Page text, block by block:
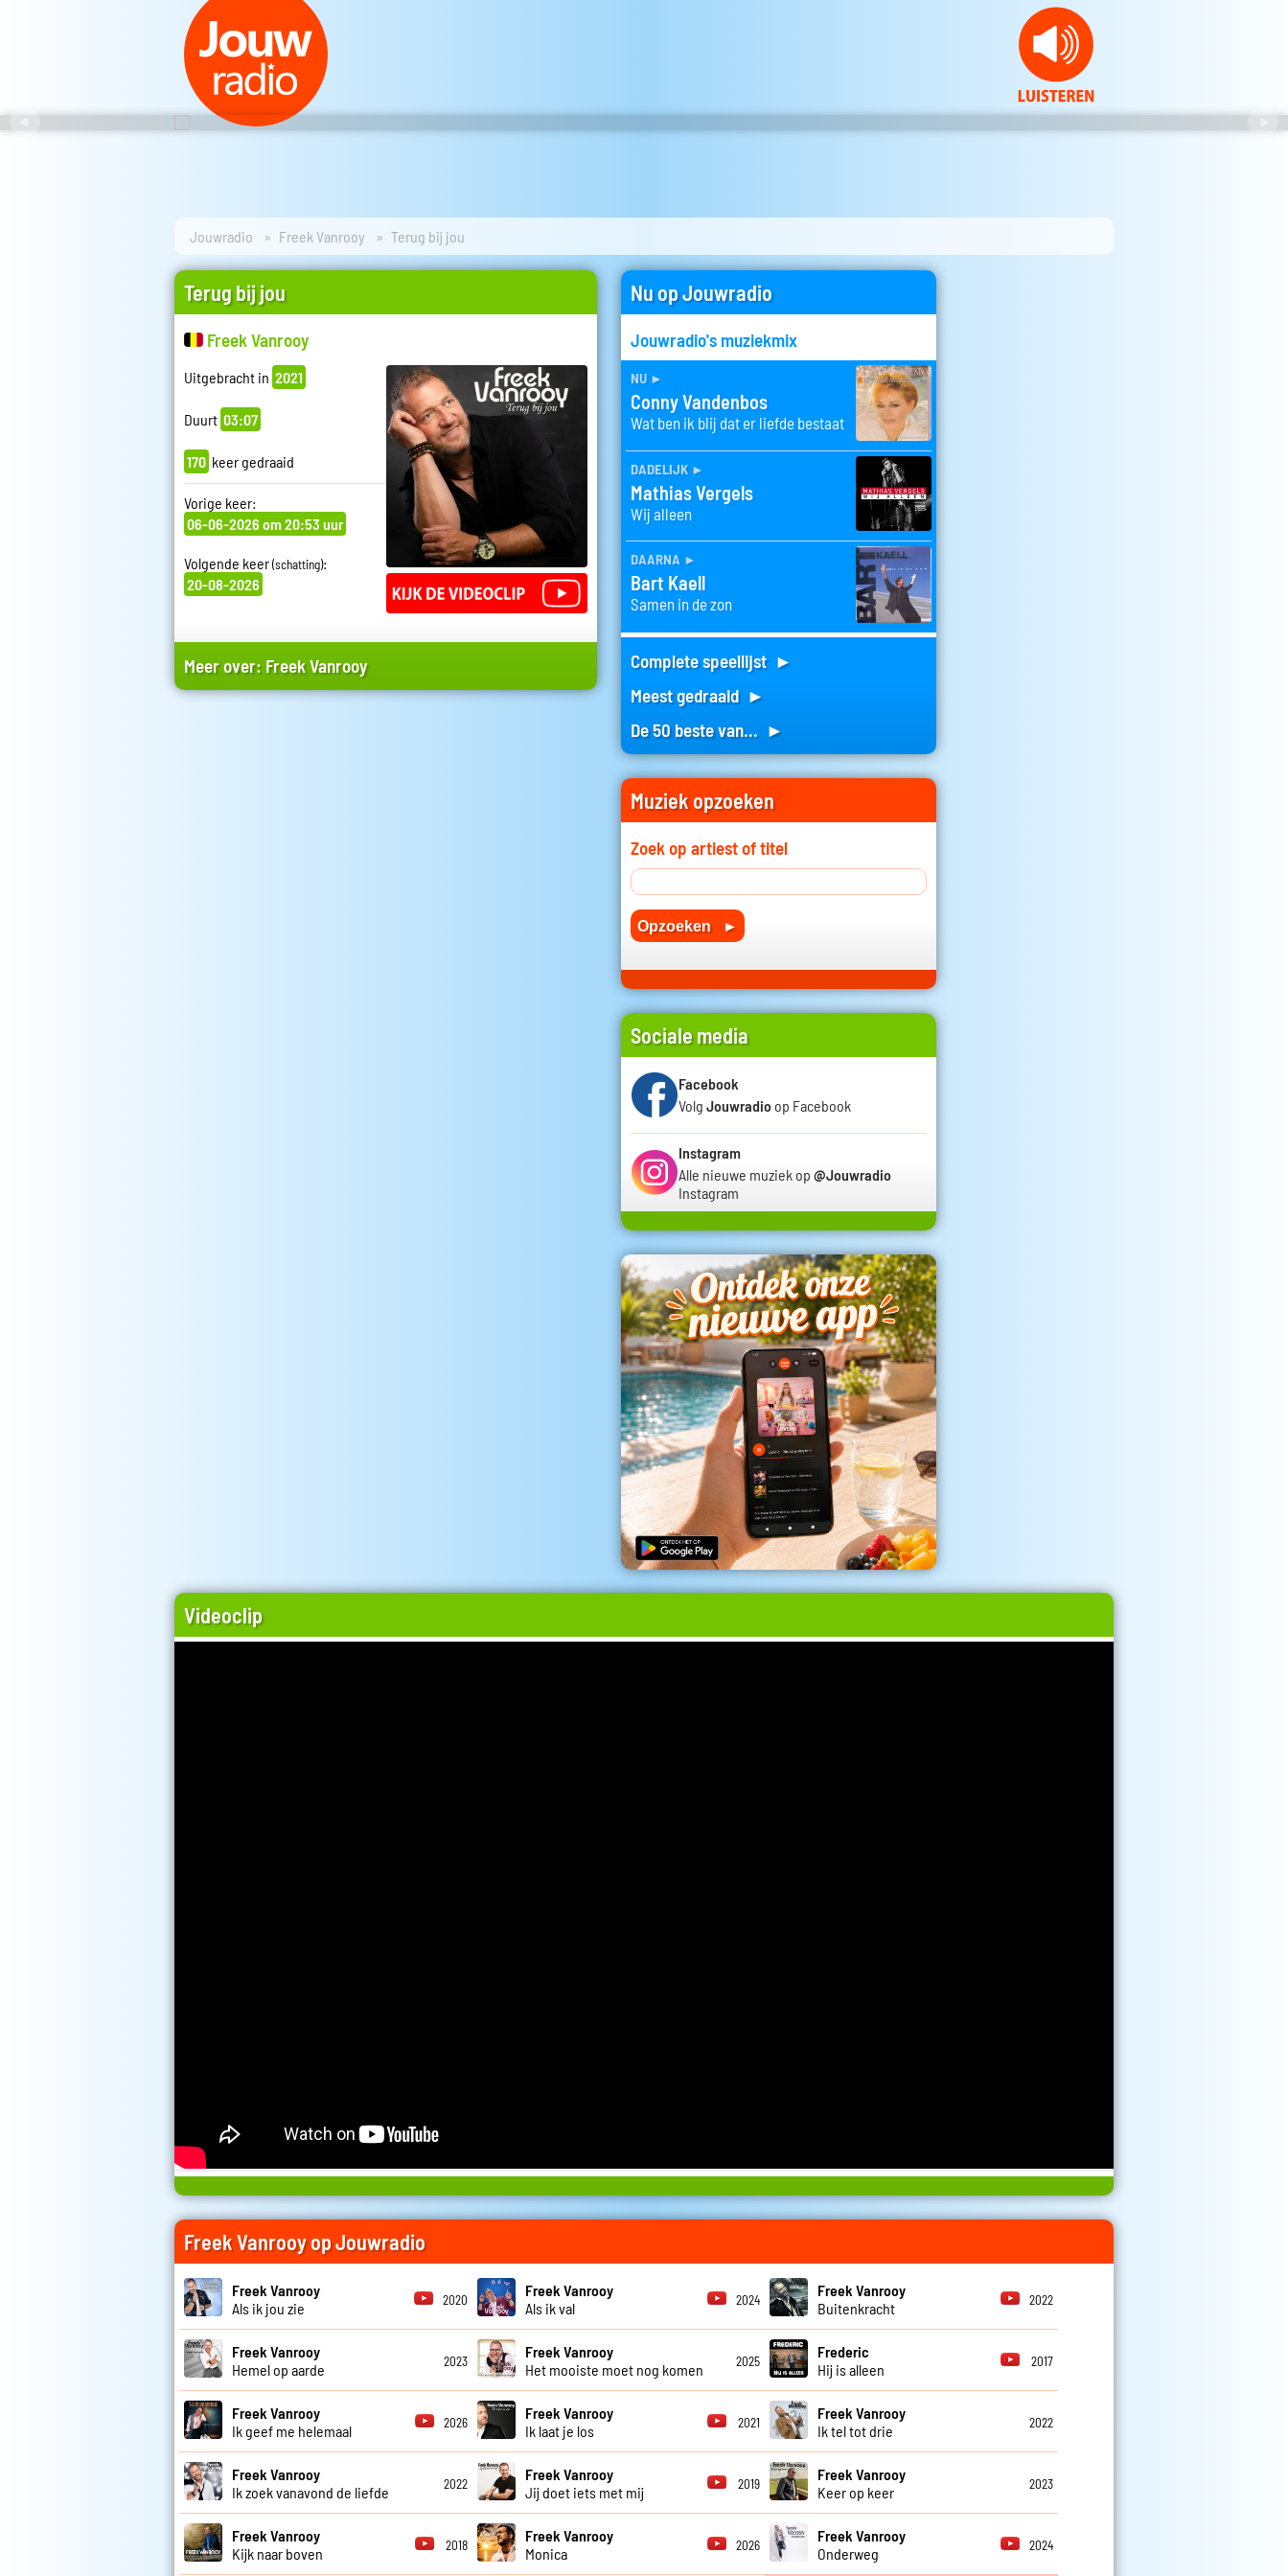
Jouwradio Freek Vanrooy Terug bij jou
Terug bij jou
Freek Vanrooy
Uitgebracht in 2021
Duurt 03:07
170 keer gedraaid
Vorige keer:
06-06-2026 om 20:53 uur
Volgende keer(schatting):
20-08-2026
Meer over: Freek Vanrooy
Nu op Jouwradio
Jouwradio's muziekmix
nu ►
Conny Vandenbos
Wat ben ik blij dat er liefde bestaat
dadelijk ►
Mathias Vergels
Wij alleen
daarna ►
Bart Kaell
Samen in de zon
Complete speellijst ►
Meest gedraaid ►
De 50 beste van... ►
Muziek opzoeken
Zoek op artiest of titel
Sociale media
Facebook
Volg Jouwradio op Facebook
Instagram
Alle nieuwe muziek op @Jouwradio
Instagram
Videoclip
Freek Vanrooy op Jouwradio
Freek Vanrooy
Als ik jou zie
2020
Freek Vanrooy
Als ik val
2024
Freek Vanrooy
Buitenkracht
2022
Freek Vanrooy
Hemel op aarde
2023
Freek Vanrooy
Het mooiste moet nog komen
2025
Frederic
Hij is alleen
2017
Freek Vanrooy
Ik geef me helemaal
2026
Freek Vanrooy
Ik laat je los
2021
Freek Vanrooy
Ik tel tot drie
2022
Freek Vanrooy
Ik zoek vanavond de liefde
2022
Freek Vanrooy
Jij doet iets met mij
2019
Freek Vanrooy
Keer op keer
2023
Freek Vanrooy
Kijk naar boven
2018
Freek Vanrooy
Monica
2026
Freek Vanrooy
Onderweg
2024